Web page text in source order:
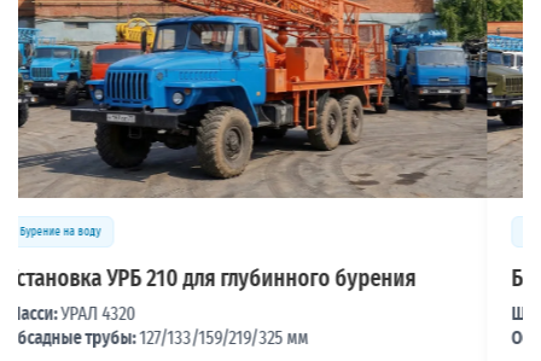
Бурение на воду
Буровая установка УРБ 3А3
Шасси:КамАЗ
Обсадные трубы:127/133/159/219/325 мм